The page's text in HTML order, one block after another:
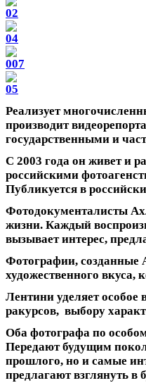
Реализует
производит
государственными и
С 2003 года он живет и
российскими
Публикуется в
Фотодокументалисты
жизни. Каждый
вызывает интерес,
Фотографии, созданные
художественного вкуса,
Лентини уделяет
ракурсов, выбору
Оба фотографа по
Передают будущим
прошлого, но и самые
предлагают взглянуть в